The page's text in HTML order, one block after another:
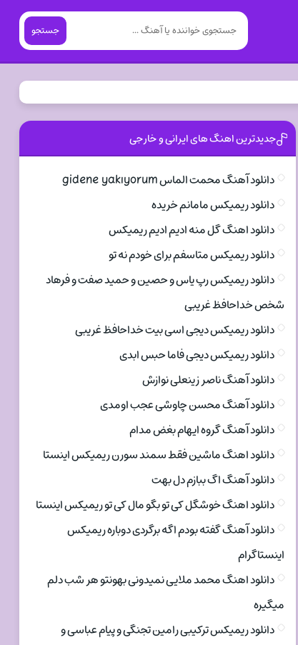
جستجو
جدیدترین اهنگ های ایرانی و خارجی
دانلود آهنگ محمت الماس gidene yakıyorum
دانلود ریمیکس مامانم خریده
دانلود اهنگ گل منه ادیم ادیم ریمیکس
دانلود ریمیکس متاسفم برای خودم نه تو
دانلود ریمیکس رپ یاس و حصین و حمید صفت و فرهاد
شخص خداحافظ غریبی
دانلود ریمیکس دیجی اسی بیت خداحافظ غریبی
دانلود ریمیکس دیجی فاما حبس ابدی
دانلود آهنگ ناصر زینعلی نوازش
دانلود آهنگ محسن چاوشی عجب اومدی
دانلود آهنگ گروه ایهام بغض مدام
دانلود اهنگ ماشین فقط سمند سورن ریمیکس اینستا
دانلود آهنگ اگ ببازم دل بهت
دانلود اهنگ خوشگل کی تو بگو مال کی تو ریمیکس اینستا
دانلود آهنگ گفته بودم اگه برگردی دوباره ریمیکس
اینستاگرام
دانلود اهنگ محمد ملایی نمیدونی بهونتو هر شب دلم
میگیره
دانلود ریمیکس ترکیبی رامین تجنگی و پیام عباسی و